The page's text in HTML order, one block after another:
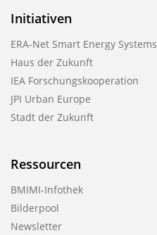
Initiativen
ERA-Net Smart Energy Systems
Haus der Zukunft
IEA Forschungskooperation
JPI Urban Europe
Stadt der Zukunft
Ressourcen
BMIMI-Infothek
Bilderpool
Newsletter